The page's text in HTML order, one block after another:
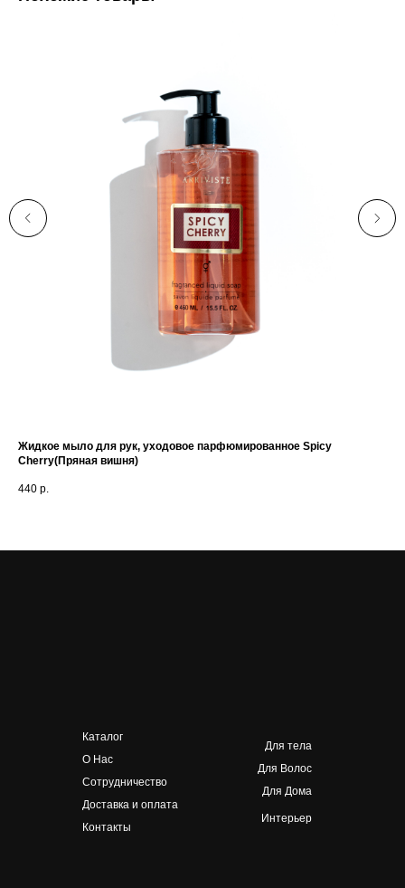
Жидкое мыло для рук, уходовое парфюмированное Spicy
Cherry(Пряная вишня)
440 р.
Для тела
Для Волос
Для Дома
Интерьер
Каталог
О Нас
Сотрудничество
Доставка и оплата
Контакты